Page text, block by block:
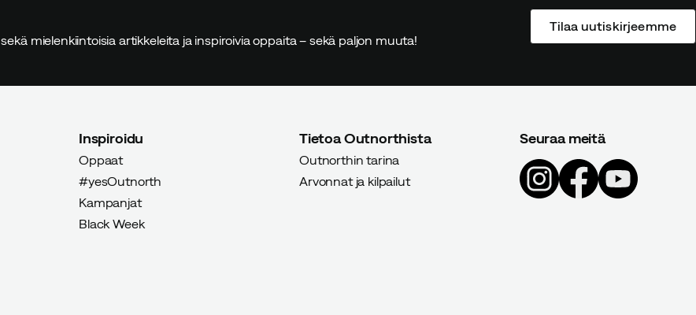
mielenkiintoisia artikkeleita ja inspiroivia oppaita – sekä paljon muuta!
Tilaa uutiskirjeemme
Inspiroidu
Oppaat
#yesOutnorth
Kampanjat
Black Week
Tietoa Outnorthista
Outnorthin tarina
Arvonnat ja kilpailut
Seuraa meitä